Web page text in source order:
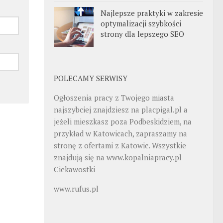
Najlepsze praktyki w zakresie
optymalizacji szybkości
strony dla lepszego SEO
POLECAMY SERWISY
Ogłoszenia pracy z Twojego miasta
najszybciej znajdziesz na placpigal.pl a
jeżeli mieszkasz poza Podbeskidziem, na
przykład w Katowicach, zapraszamy na
stronę z ofertami z Katowic. Wszystkie
znajdują się na www.kopalniapracy.pl
Ciekawostki
www.rufus.pl